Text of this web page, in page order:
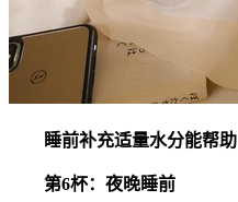
睡前补充适量水分能帮助
第6杯：夜晚睡前